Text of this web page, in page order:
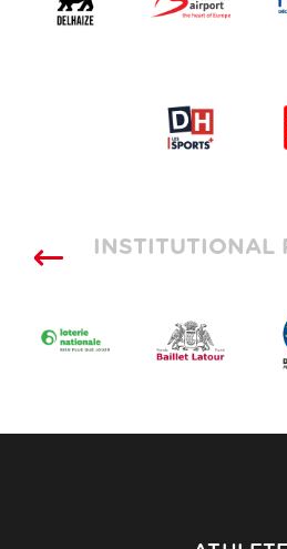
INSTITUTIONAL